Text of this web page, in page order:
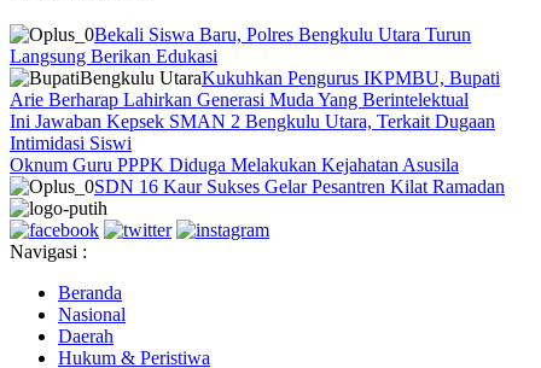
Bekali Siswa Baru, Polres Bengkulu Utara Turun
Langsung Berikan Edukasi
Kukuhkan Pengurus IKPMBU, Bupati
Arie Berharap Lahirkan Generasi Muda Yang Berintelektual
Ini Jawaban Kepsek SMAN 2 Bengkulu Utara, Terkait Dugaan
Intimidasi Siswi
Oknum Guru PPPK Diduga Melakukan Kejahatan Asusila
SDN 16 Kaur Sukses Gelar Pesantren Kilat Ramadan
Navigasi :
Beranda
Nasional
Daerah
Hukum & Peristiwa